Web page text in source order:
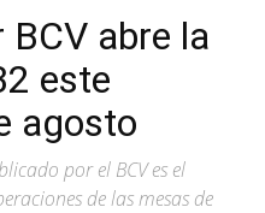
BCV abre la
este
agosto
por el BCV es el
de las mesas de